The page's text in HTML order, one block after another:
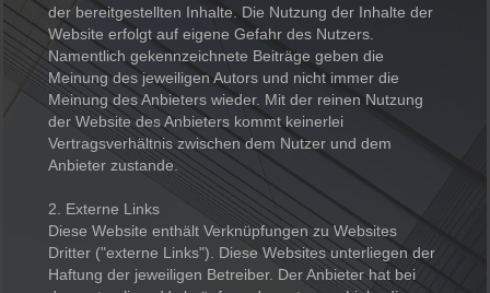
der bereitgestellten Inhalte. Die Nutzung der Inhalte der
Website erfolgt auf eigene Gefahr des Nutzers.
Namentlich gekennzeichnete Beiträge geben die
Meinung des jeweiligen Autors und nicht immer die
Meinung des Anbieters wieder. Mit der reinen Nutzung
der Website des Anbieters kommt keinerlei
Vertragsverhältnis zwischen dem Nutzer und dem
Anbieter zustande.
2. Externe Links
Diese Website enthält Verknüpfungen zu Websites
Dritter ("externe Links"). Diese Websites unterliegen der
Haftung der jeweiligen Betreiber. Der Anbieter hat bei